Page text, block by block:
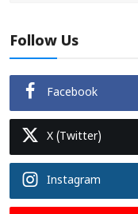
Follow Us
Facebook
X (Twitter)
Instagram